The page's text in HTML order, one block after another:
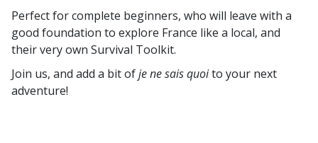
Perfect for complete beginners, who will leave with a
good foundation to explore France like a local, and
their very own Survival Toolkit.
Join us, and add a bit ofje ne sais quoito your next
adventure!